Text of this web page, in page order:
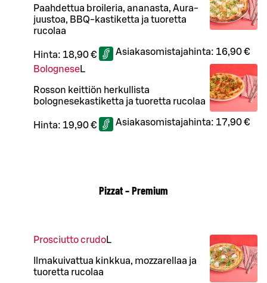
Paahdettua broileria, ananasta, Aura-
juustoa, BBQ-kastiketta ja tuoretta
rucolaa
Hinta: 18,90 € Asiakasomistajahinta: 16,90 €
BologneseL
Rosson keittiön herkullista
bolognesekastiketta ja tuoretta rucolaa
Hinta: 19,90 € Asiakasomistajahinta: 17,90 €
Pizzat – Premium
Prosciutto crudoL
Ilmakuivattua kinkkua, mozzarellaa ja
tuoretta rucolaa